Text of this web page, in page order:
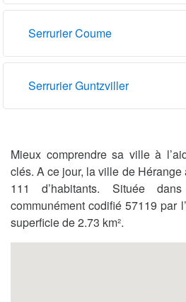
Serrurier Coume
Serrurier Guntzviller
Mieux comprendre sa ville à
clés. A ce jour, la ville de
111 d’habitants. Située
communément codifié 57119 par
superficie de 2.73 km².